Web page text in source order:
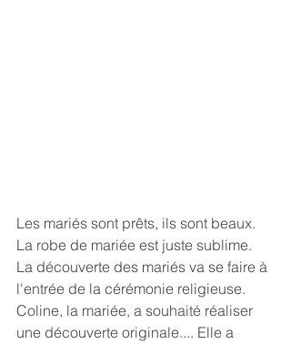
Les mariés sont prêts, ils sont beaux.
La robe de mariée est juste sublime.
La découverte des mariés va se faire à
l'entrée de la cérémonie religieuse.
Coline, la mariée, a souhaité réaliser
une découverte originale.... Elle a